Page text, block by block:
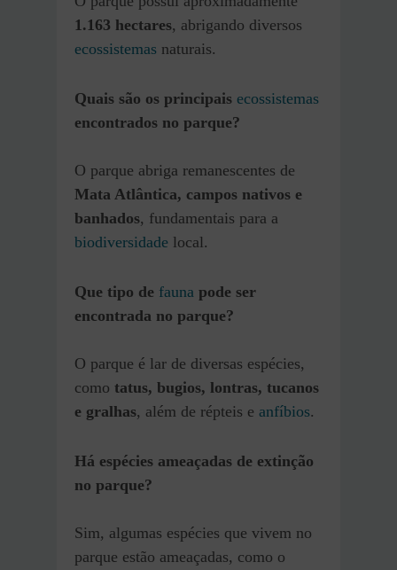
1.163 hectares, abrigando diversos
ecossistemas naturais.
Quais são os principais ecossistemas
encontrados no parque?
O parque abriga remanescentes de
Mata Atlântica, campos nativos e
banhados, fundamentais para a
biodiversidade local.
Que tipo de fauna pode ser
encontrada no parque?
O parque é lar de diversas espécies,
como tatus, bugios, lontras, tucanos
e gralhas, além de répteis e anfíbios.
Há espécies ameaçadas de extinção
no parque?
Sim, algumas espécies que vivem no
parque estão ameaçadas, como o